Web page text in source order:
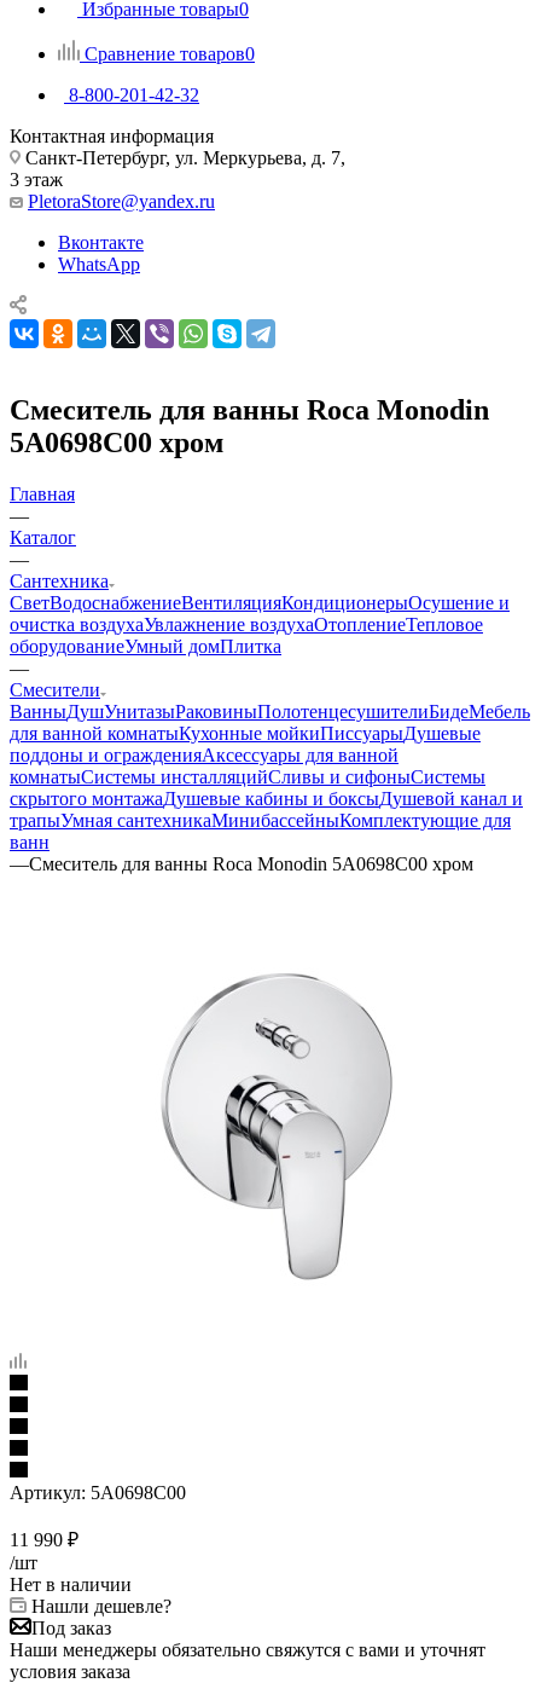
Избранные товары0
Сравнение товаров0
8-800-201-42-32
Контактная информация
Санкт-Петербург, ул. Меркурьева, д. 7,
3 этаж
PletoraStore@yandex.ru
Вконтакте
WhatsApp
Смеситель для ванны Roca Monodin
5A0698C00 хром
Главная
—
Каталог
—
Сантехника
СветВодоснабжениеВентиляцияКондиционерыОсушение и
очистка воздухаУвлажнение воздухаОтоплениеТепловое
оборудованиеУмный домПлитка
—
Смесители
ВанныДушУнитазыРаковиныПолотенцесушителиБидеМебель
для ванной комнатыКухонные мойкиПиссуарыДушевые
поддоны и огражденияАксессуары для ванной
комнатыСистемы инсталляцийСливы и сифоныСистемы
скрытого монтажаДушевые кабины и боксыДушевой канал и
трапыУмная сантехникаМинибассейныКомплектующие для
ванн
—Смеситель для ванны Roca Monodin 5A0698C00 хром
Артикул: 5A0698C00
11 990 ₽
/шт
Нет в наличии
Нашли дешевле?
Под заказ
Наши менеджеры обязательно свяжутся с вами и уточнят
условия заказа